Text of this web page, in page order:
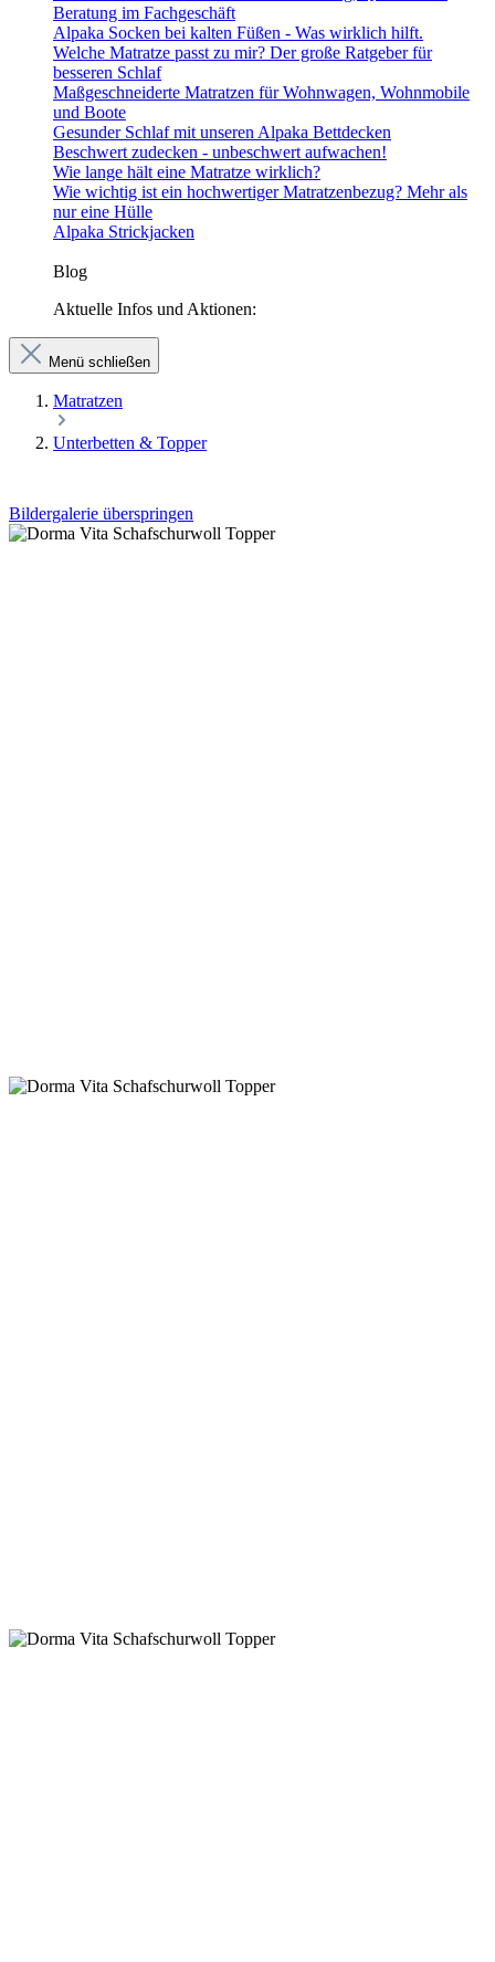
Beratung im Fachgeschäft
Alpaka Socken bei kalten Füßen - Was wirklich hilft.
Welche Matratze passt zu mir? Der große Ratgeber für
besseren Schlaf
Maßgeschneiderte Matratzen für Wohnwagen, Wohnmobile
und Boote
Gesunder Schlaf mit unseren Alpaka Bettdecken
Beschwert zudecken - unbeschwert aufwachen!
Wie lange hält eine Matratze wirklich?
Wie wichtig ist ein hochwertiger Matratzenbezug? Mehr als
nur eine Hülle
Alpaka Strickjacken
Blog
Aktuelle Infos und Aktionen:
Menü schließen
Matratzen
Unterbetten & Topper
Bildergalerie überspringen